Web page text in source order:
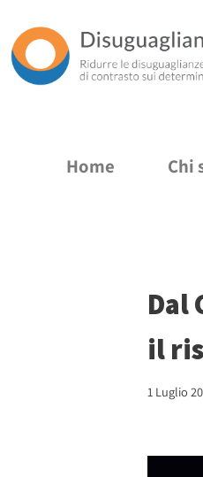
Vai
al
Home Chi
Dal
il
1 Luglio